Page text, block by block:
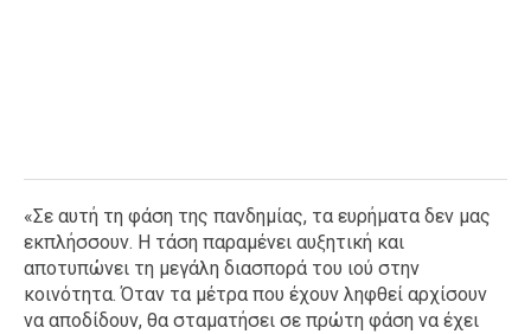
«Σε αυτή τη φάση της πανδημίας, τα ευρήματα δεν μας
εκπλήσσουν. Η τάση παραμένει αυξητική και
αποτυπώνει τη μεγάλη διασπορά του ιού στην
κοινότητα. Όταν τα μέτρα που έχουν ληφθεί αρχίσουν
να αποδίδουν, θα σταματήσει σε πρώτη φάση να έχει